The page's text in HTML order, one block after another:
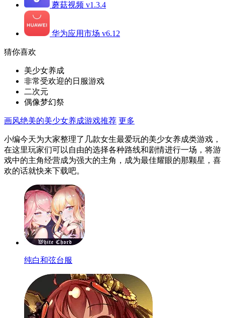
蘑菇视频 v1.3.4
华为应用市场 v6.12
猜你喜欢
美少女养成
非常受欢迎的日服游戏
二次元
偶像梦幻祭
画风绝美的美少女养成游戏推荐 更多
小编今天为大家整理了几款女生最爱玩的美少女养成类游戏，
在这里玩家们可以自由的选择各种路线和剧情进行一场，将游
戏中的主角经营成为强大的主角，成为最佳耀眼的那颗星，喜
欢的话就快来下载吧。
纯白和弦台服